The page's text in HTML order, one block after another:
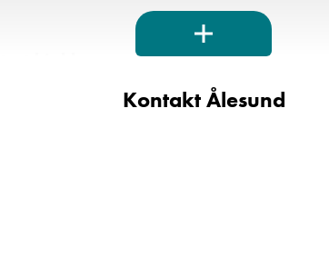
Kontakt Ålesund